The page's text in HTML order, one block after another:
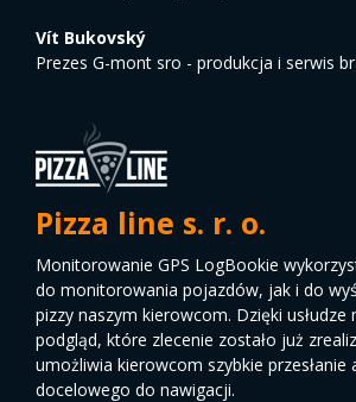
Vít Bukovský
Prezes G-mont sro - produkcja i serwis
Pizza line s. r. o.
Monitorowanie GPS LogBookie
do monitorowania pojazdów, jak i do
pizzy naszym kierowcom. Dzięki usłudze
podgląd, które zlecenie zostało już
umożliwia kierowcom szybkie przesłanie
docelowego do nawigacji.